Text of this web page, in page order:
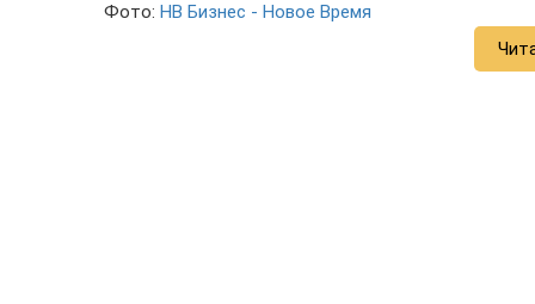
Фото: НВ Бизнес - Новое Время